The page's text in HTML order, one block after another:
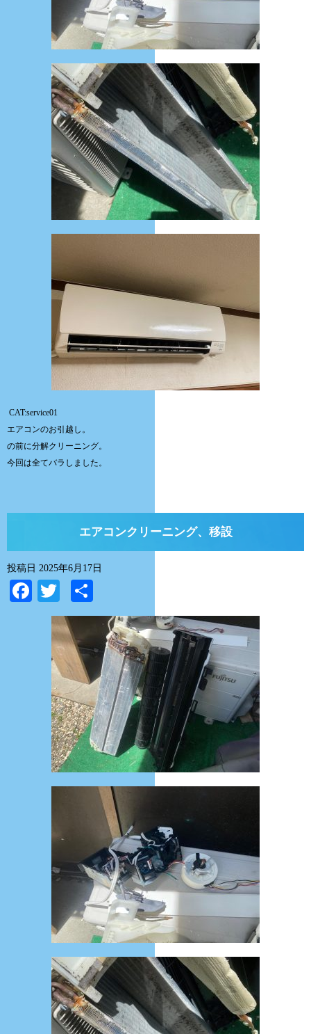
CAT:service01
エアコンのお引越し。
の前に分解クリーニング。
今回は全てバラしました。
エアコンクリーニング、移設
投稿日 2025年6月17日
Facebook
Twitter
有